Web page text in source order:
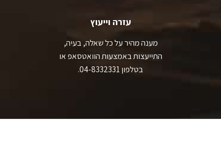
עזרה וייעוץ
מענה מהיר על כל שאלה, בעיה,
התייעצות באמצעות הוואטסאפ או
בטלפון 04-8332331.